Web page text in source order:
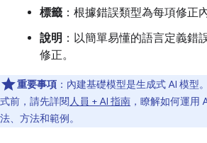
標籤 ：根據錯誤類型為每項修正
說明 ：以簡單易懂的語言定義錯
修正。
重要事項 ：內建基礎模型是生成式 AI 模型
式前，請先詳閱人員 + AI 指南 ，瞭解如何運用
法、方法和範例。